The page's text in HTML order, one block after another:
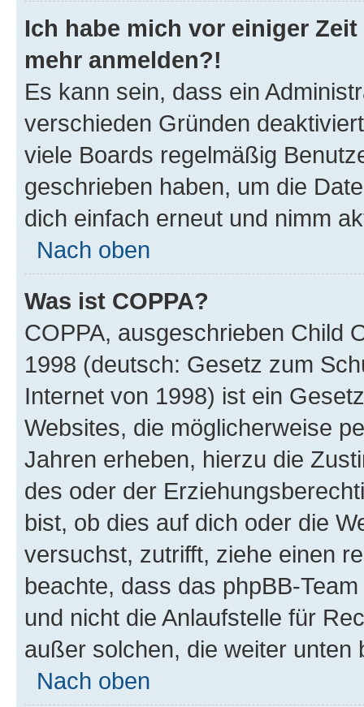
Ich habe mich vor einiger
mehr anmelden?!
Es kann sein, dass ein
verschieden Gründen
viele Boards regelmäßig
geschrieben haben, um die
dich einfach erneut und nimm
Nach oben
Was ist COPPA?
COPPA, ausgeschrieben Child
1998 (deutsch: Gesetz zum
Internet von 1998) ist ein
Websites, die möglicherweise
Jahren erheben, hierzu die
des oder der
bist, ob dies auf dich oder die
versuchst, zutrifft, ziehe einen
beachte, dass das phpBB-
und nicht die Anlaufstelle für
außer solchen, die weiter unten
Nach oben